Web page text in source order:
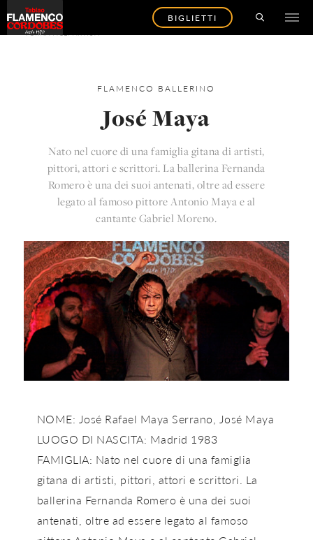
BIGLIETTI
TORNA AGLI ARTISTI
FLAMENCO BALLERINO
José Maya
Nato nel cuore di una famiglia gitana di artisti,
pittori, attori e scrittori. La ballerina Fernanda
Romero è una dei suoi antenati, oltre ad essere
legato al famoso pittore Antonio Maya e al
cantante Gabriel Moreno.
NOME: José Rafael Maya Serrano, José Maya
LUOGO DI NASCITA: Madrid 1983
FAMIGLIA: Nato nel cuore di una famiglia
gitana di artisti, pittori, attori e scrittori. La
ballerina Fernanda Romero è una dei suoi
antenati, oltre ad essere legato al famoso